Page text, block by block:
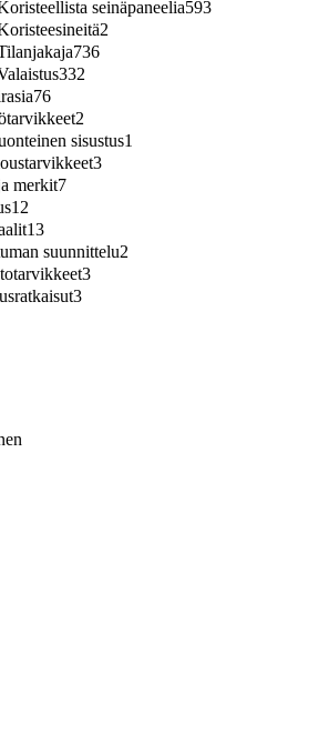
seinäpaneelia593
2
736
332
76
2
sisustus1
3
merkit7
12
13
suunnittelu2
3
3